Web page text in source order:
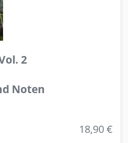
2
Noten
18,90 €